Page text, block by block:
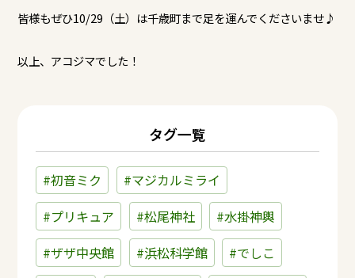
皆様もぜひ10/29（土）は千歳町まで足を運んでくださいませ♪
以上、アコジマでした！
タグ一覧
#初音ミク
#マジカルミライ
#プリキュア
#松尾神社
#水掛神輿
#ザザ中央館
#浜松科学館
#でしこ